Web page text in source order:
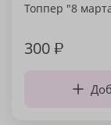
Топпер "8
300₽